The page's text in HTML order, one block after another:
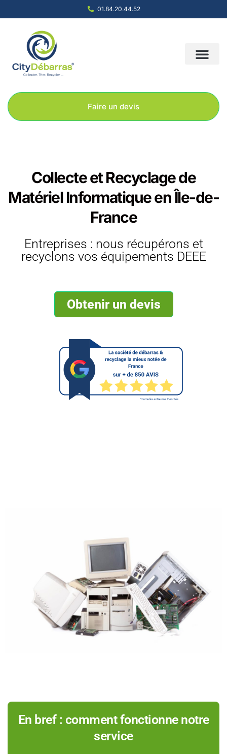
01.84.20.44.52
Faire un devis
Collecte et Recyclage de
Matériel Informatique en Île-de-
France
Entreprises : nous récupérons et
recyclons vos équipements DEEE
Obtenir un devis
En bref : comment fonctionne notre
service